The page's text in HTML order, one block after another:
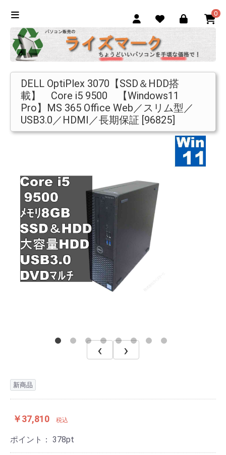
0
DELL OptiPlex 3070【SSD＆HDD搭
載】 Core i5 9500 【Windows11
Pro】MS 365 Office Web／スリム型／
USB3.0／HDMI／長期保証 [96825]
‹ ›
新商品
￥37,810 税込
ポイント： 378pt